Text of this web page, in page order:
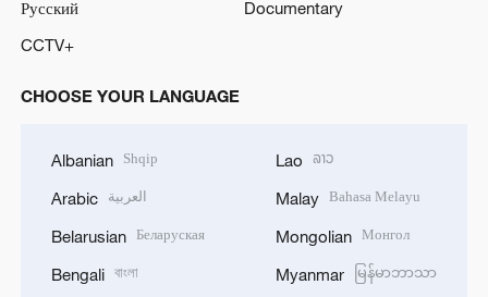
Русский
Documentary
CCTV+
CHOOSE YOUR LANGUAGE
Albanian Shqip
Arabic العربية
Belarusian Беларуская
Bengali বাংলা
Lao ລາວ
Malay Bahasa Melayu
Mongolian Монгол
Myanmar မြန်မာဘာသာ